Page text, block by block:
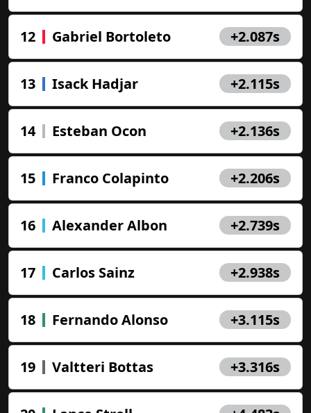
выигрывайте!
12 Gabriel Bortoleto +2.087s
13 Isack Hadjar +2.115s
14 Esteban Ocon +2.136s
15 Franco Colapinto +2.206s
16 Alexander Albon +2.739s
17 Carlos Sainz +2.938s
18 Fernando Alonso +3.115s
19 Valtteri Bottas +3.316s